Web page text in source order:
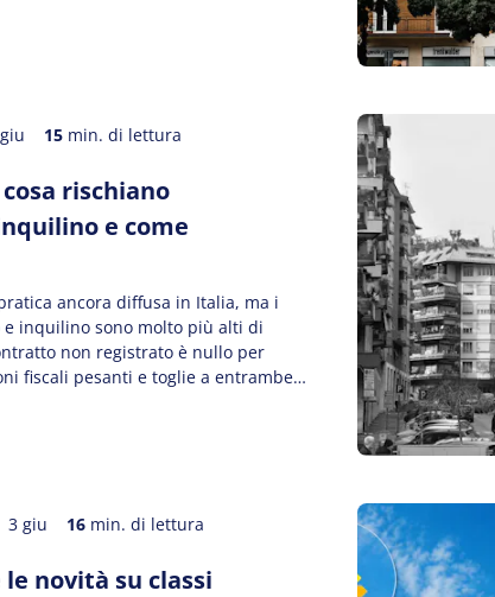
15 min. di lettura
rischiano
e come
ancora diffusa in Italia, ma i
inquilino sono molto più alti di
non registrato è nullo per
fiscali pesanti e toglie a entrambe
3 giu 16 min. di lettura
le novità su classi